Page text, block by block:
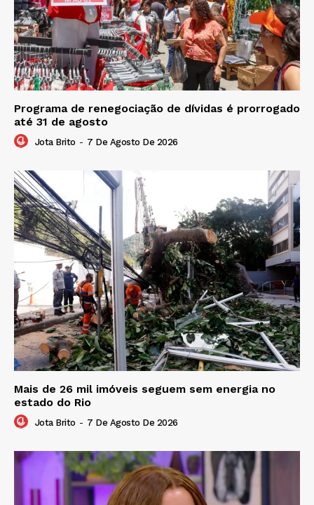
Programa de renegociação de dívidas é prorrogado
até 31 de agosto
Jota Brito - 7 De Agosto De 2026
Mais de 26 mil imóveis seguem sem energia no
estado do Rio
Jota Brito - 7 De Agosto De 2026